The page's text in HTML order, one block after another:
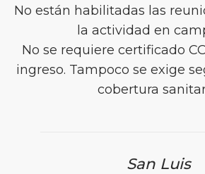
No están habilitadas las
la actividad en
No se requiere certificado
ingreso. Tampoco se exige
cobertura
San Luis